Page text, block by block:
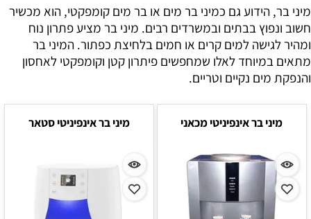
מיני בר, הידוע גם כמיני בר מים או בר מים קומפקטי, הוא מכשיר
חשוב ונפוץ בבתים ובמשרדים רבים. מיני בר מציע פתרון נוח
ומהיר לגישה למים קרים או חמים בלחיצת כפתור. המיני בר
מתאים במיוחד לאלו שמחפשים פיתרון קטן וקומפקטי לאחסון
והנפקת מים נקיים וטריים.
מיני בר אינפיניטי מכאני מיני בר אינפיניטי סטאר